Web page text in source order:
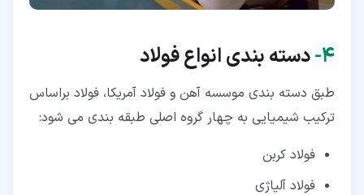
۴‏- دسته بندی انواع فولاد
طبق دسته بندی موسسه آهن و فولاد آمریکا، فولاد براساس
ترکیب شیمیایی به چهار گروه اصلی طبقه بندی می شود:
فولاد کربن
فولاد آلیاژی